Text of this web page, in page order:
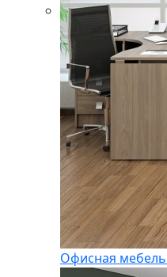
Офисная